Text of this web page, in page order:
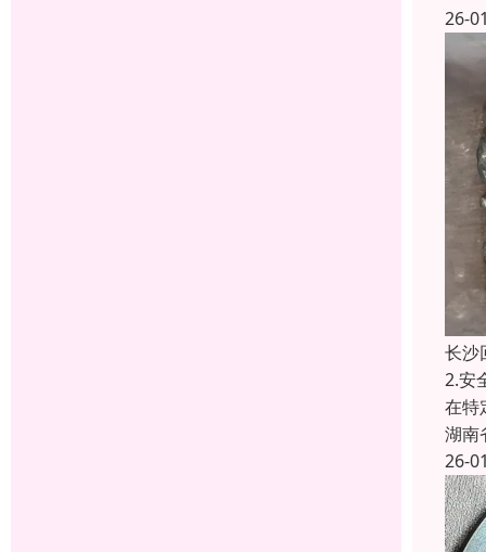
26-
长沙
2.安
在特
湖南
26-